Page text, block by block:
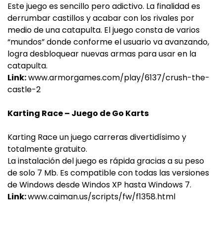
Este juego es sencillo pero adictivo. La finalidad es
derrumbar castillos y acabar con los rivales por
medio de una catapulta. El juego consta de varios
“mundos” donde conforme el usuario va avanzando,
logra desbloquear nuevas armas para usar en la
catapulta.
Link:www.armorgames.com/play/6137/crush-the-
castle-2
Karting Race – Juego de Go Karts
Karting Race un juego carreras divertidísimo y
totalmente gratuito.
La instalación del juego es rápida gracias a su peso
de solo 7 Mb. Es compatible con todas las versiones
de Windows desde Windos XP hasta Windows 7.
Link:www.caiman.us/scripts/fw/f1358.html